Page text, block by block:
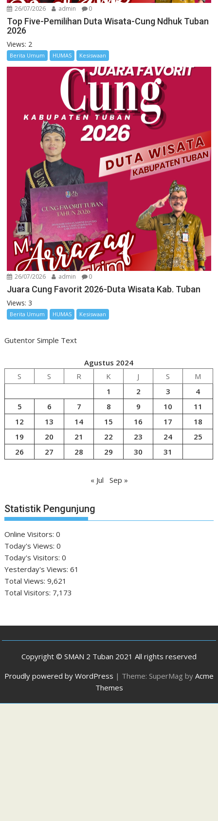
26/07/2026 admin 0
Top Five-Pemilihan Duta Wisata-Cung Ndhuk Tuban
2026
Views: 2
Berita Umum HUMAS Kesiswaan
26/07/2026 admin 0
Juara Cung Favorit 2026-Duta Wisata Kab. Tuban
Views: 3
Berita Umum HUMAS Kesiswaan
Gutentor Simple Text
Agustus 2024
S
S R K J S
M
1
2 3
4
5
6 7 8 9 10
11
12
13 14 15 16 17
18
19
20 21 22 23 24
25
26
27 28 29 30 31
« Jul Sep »
Statistik Pengunjung
Online Visitors:0
Today's Views:0
Today's Visitors:0
Yesterday's Views:61
Total Views:9,621
Total Visitors: 7,173
Copyright © SMAN 2 Tuban 2021 All rights reserved
Proudly powered by WordPress | Theme: SuperMag by Acme
Themes